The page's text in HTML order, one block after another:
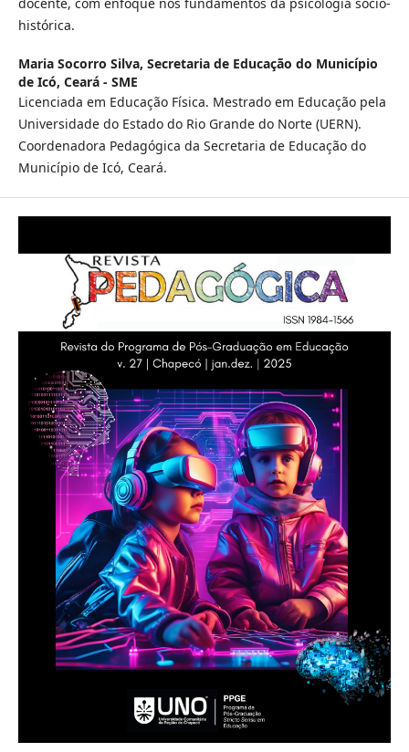
histórica.
Maria Socorro Silva, Secretaria de Educação do Município
de Icó, Ceará - SME
Licenciada em Educação Física. Mestrado em Educação pela
Universidade do Estado do Rio Grande do Norte (UERN).
Coordenadora Pedagógica da Secretaria de Educação do
Município de Icó, Ceará.